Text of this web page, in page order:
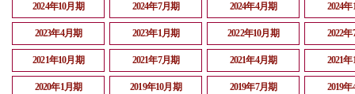
2024年10月期 2024年7月期 2024年4月期 2024
2023年4月期 2023年1月期 2022年10月期 2022
2021年10月期 2021年7月期 2021年4月期 2021
2020年1月期 2019年10月期 2019年7月期 2019